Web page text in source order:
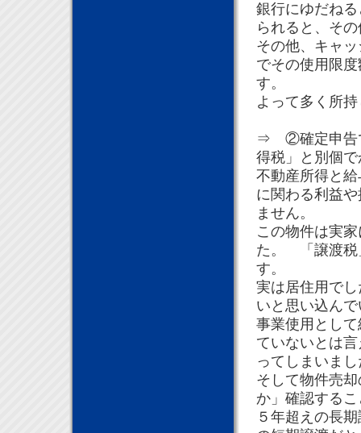
銀行にゆだね
られると、そ
その他、キャ
でその使用限
す。
よって多く所
⇒ ②確定申告で
得税」と別個
不動産所得と
に関わる利益
ません。
この物件は実
た。 「譲渡税
す。
実は居住用で
いと思い込ん
事業使用とし
ていないとは
ってしまいまし
そして物件売
か」確認する
５年超えの長